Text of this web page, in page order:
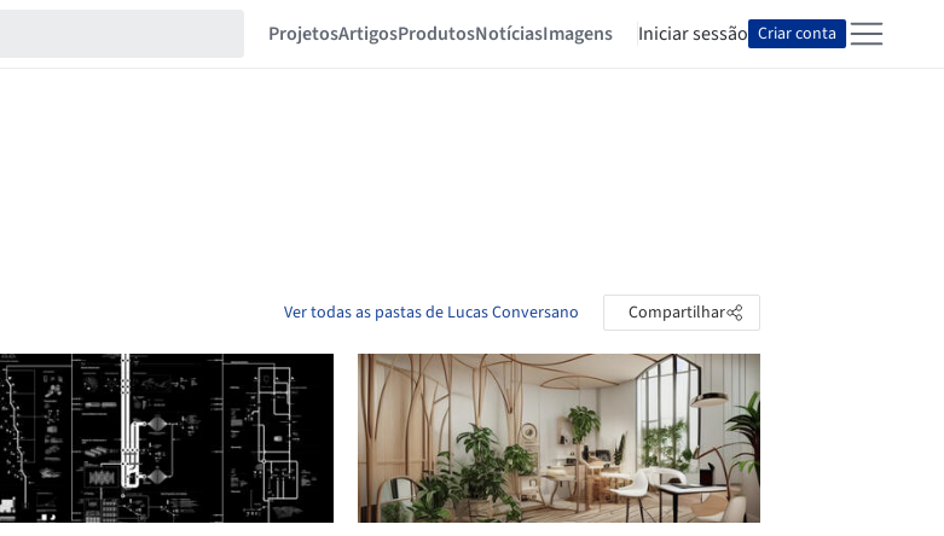
ProjetosArtigosProdutosNotíciasImagens Iniciar sessão Criar conta
Ver todas as pastas de Lucas Conversano Compartilhar